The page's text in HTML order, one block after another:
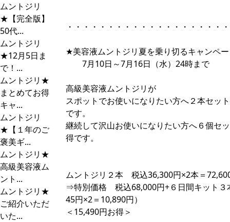
ムントジリ
★【完全版】
50代...
ムントジリ
★12月5日ま
で！...
ムントジリ★
まとめてお得
キャ...
ムントジリ
★【１年のご
褒美ギ...
ムントジリ★
高級美容液ム
ント...
ムントジリ★
ご紹介いただ
いた...
・・・・・・・・・・・・・・・・・・・
★美容液ムントジリ夏を乗り切るキャンペ
7月10日～7月16日（水）24時まで
高級美容液ムントジリが
スポットでお使いになりたい方へ２本セッ
です。
継続して沢山お使いになりたい方へ６個セ
得です。
ムントジリ２本 税込36,300円×2本＝
⇒特別価格 税込68,000円+６日間キット３
45円×2＝10,890円）
＜15,490円お得＞